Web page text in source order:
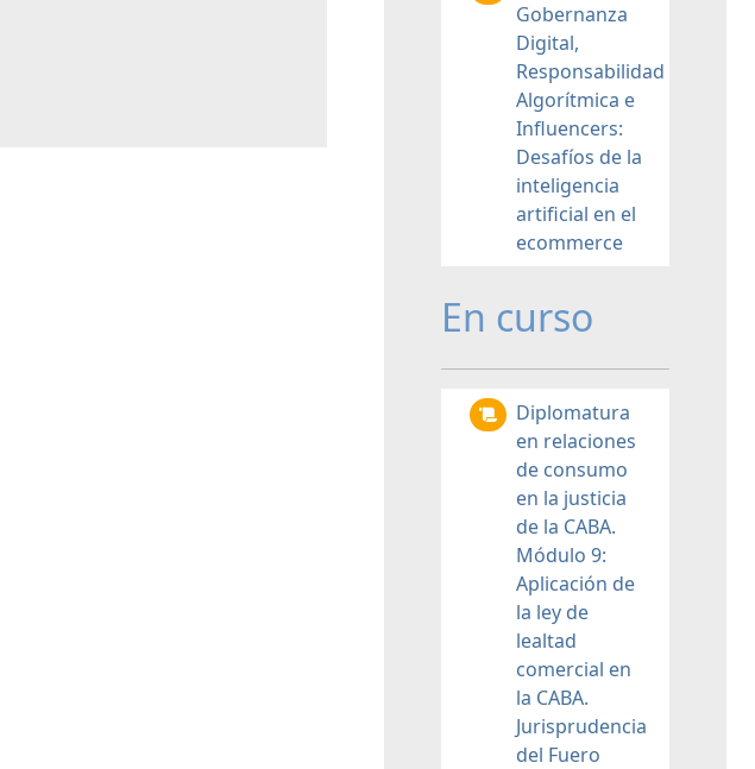
Gobernanza
Digital,
Responsabilidad
Algorítmica e
Influencers:
Desafíos de la
inteligencia
artificial en el
ecommerce
En curso
Diplomatura
en relaciones
de consumo
en la justicia
de la CABA.
Módulo 9:
Aplicación de
la ley de
lealtad
comercial en
la CABA.
Jurisprudencia
del Fuero